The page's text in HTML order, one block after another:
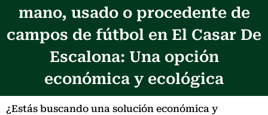
mano, usado o procedente de
campos de fútbol en El Casar De
Escalona: Una opción
económica y ecológica
¿Estás buscando una solución económica y